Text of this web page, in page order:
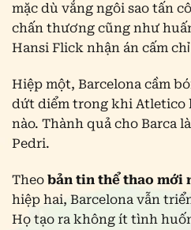
mặc dù vắng ngôi sao tấn
chấn thương cũng như
Hansi Flick nhận án cấm
Hiệp một, Barcelona cầm
dứt diểm trong khi Atletico
nào. Thành quả cho Barca
Pedri.
Theo bản tin thể thao mới
hiệp hai, Barcelona vẫn
Họ tạo ra không ít tình